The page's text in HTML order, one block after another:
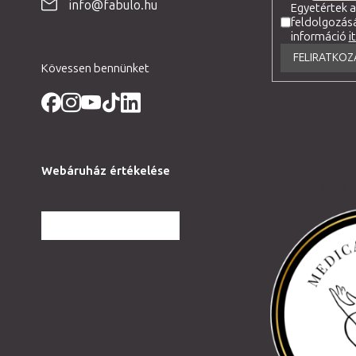
info@fabulo.hu
Kövessen bennünket
Egyetértek
információ
Webáruház értékelése